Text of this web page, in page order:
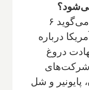
"دن یرگین" متخصص انرژی می‌گوید ۶
درباره
دروغ
شرکت‌های
پایونیر و شل